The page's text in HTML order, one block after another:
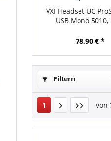
VXI Headset UC
USB Mono 5010,
78,90 € *
Filtern
1 von